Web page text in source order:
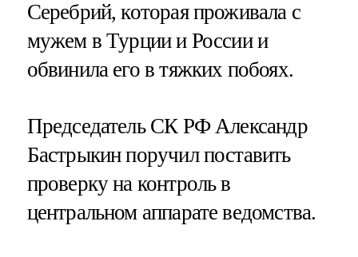
Серебрий, которая проживала с
мужем в Турции и России и
обвинила его в тяжких побоях.
Председатель СК РФ Александр
Бастрыкин поручил поставить
проверку на контроль в
центральном аппарате ведомства.